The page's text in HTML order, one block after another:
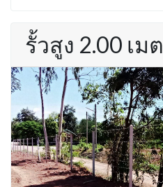
รั้วสูง 2.00 เม